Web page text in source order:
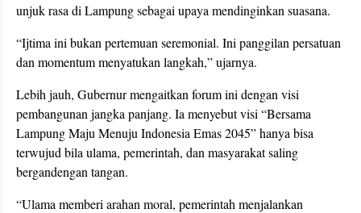
unjuk rasa di Lampung sebagai upaya mendinginkan suasana.
“Ijtima ini bukan pertemuan seremonial. Ini panggilan persatuan
dan momentum menyatukan langkah,” ujarnya.
Lebih jauh, Gubernur mengaitkan forum ini dengan visi
pembangunan jangka panjang. Ia menyebut visi “Bersama
Lampung Maju Menuju Indonesia Emas 2045” hanya bisa
terwujud bila ulama, pemerintah, dan masyarakat saling
bergandengan tangan.
“Ulama memberi arahan moral, pemerintah menjalankan